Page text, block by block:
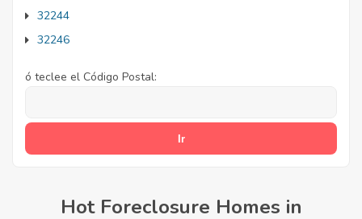
32244
32246
ó teclee el Código Postal:
Hot Foreclosure Homes in